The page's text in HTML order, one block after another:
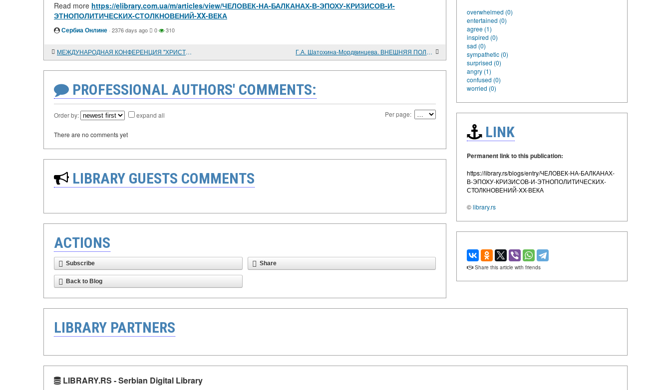
Read more https://elibrary.com.ua/m/articles/view/ЧЕЛОВЕК-НА-БАЛКАНАХ-В-ЭПОХУ-КРИЗИСОВ-И-
ЭТНОПОЛИТИЧЕСКИХ-СТОЛКНОВЕНИЙ-XX-ВЕКА
Сербиа Онлине · 2376 days ago 0 310
МЕЖДУНАРОДНАЯ КОНФЕРЕНЦИЯ "ХРИСТИАНСТВО НА ПОРОГЕ НОВОГО ТЫСЯЧЕЛЕТИЯ" Г.А. Шатохина-Мордвинцева. ВНЕШНЯЯ ПОЛИТИКА НИДЕРЛАНДОВ. 1713-1763 гг.; СТАНОВЛЕНИЕ ГОЛЛАНДСКОГО НЕЙТРАЛИТЕТА. М.: ИВИ РАН 1998
PROFESSIONAL AUTHORS' COMMENTS:
Order by: expand all Per page:
There are no comments yet
LIBRARY GUESTS COMMENTS
ACTIONS
Subscribe Share
Back to Blog
overwhelmed (0)
entertained (0)
agree (1)
inspired (0)
sad (0)
sympathetic (0)
surprised (0)
angry (1)
confused (0)
worried (0)
LINK
Permanent link to this publication:
https://library.rs/blogs/entry/ЧЕЛОВЕК-НА-БАЛКАНАХ-
В-ЭПОХУ-КРИЗИСОВ-И-ЭТНОПОЛИТИЧЕСКИХ-
СТОЛКНОВЕНИЙ-XX-ВЕКА
©library.rs
Share this article with friends
LIBRARY PARTNERS
LIBRARY.RS - Serbian Digital Library